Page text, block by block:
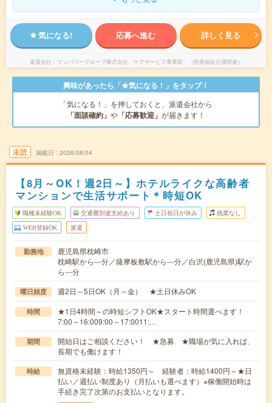
気になる! 応募へ進む 詳しく見る
派遣会社 マンパワーグループ株式会社 ケアサービス事業部 （医療福祉介護関連）
興味があったら「★気になる！」をタップ！
「気になる！」を押しておくと、派遣会社から
「面談確約」 や 「応募歓迎」 が届きます！
未読 掲載日 2026/08/04
【8月～OK！週2日～】ホテルライクな高齢者
マンションで生活サポート＊時短OK
職種未経験OK 交通費別途支給あり 土日祝日が休み 残業なし
WEB登録OK 派遣
勤務地
鹿児島県枕崎市
枕崎駅から---分／薩摩板敷駅から---分／白沢(鹿児島県)駅か
ら---分
曜日頻度 週2日～5日OK（月～金） ★土日休みOK
時間
★1日4時間～の時短シフトOK★スタート時間選べます！
7:00～16:009:00～17:0011:…
期間
開始日はご相談ください！ ★急募 ★職場が気に入れば、
長期でも働けます！
時給
無資格未経験：時給1350円～ 経験者：時給1400円～★日
払い／週払い制度あり（月払いも選べます）※稼働開始時は
手続き完了次第のお支払いとなります。